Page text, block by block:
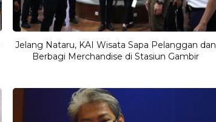
Jelang Nataru, KAI Wisata Sapa Pelanggan dan
Berbagi Merchandise di Stasiun Gambir